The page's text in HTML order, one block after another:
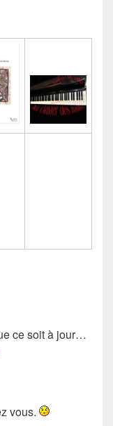
ce soit à jour…
vous.